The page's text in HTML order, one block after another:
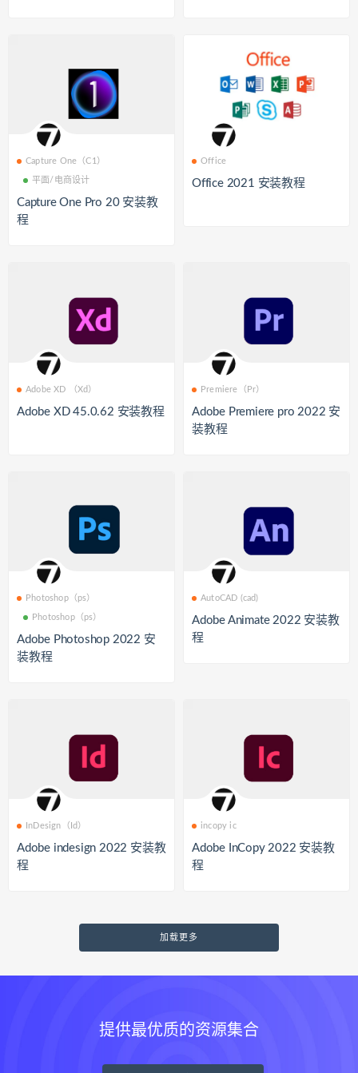
Capture One（C1）
平面/电商设计
Capture One Pro 20 安装教
程
Office
Office 2021 安装教程
Adobe XD （Xd）
Adobe XD 45.0.62 安装教程
Premiere（Pr）
Adobe Premiere pro 2022 安
装教程
Photoshop（ps）
Photoshop（ps）
Adobe Photoshop 2022 安
装教程
AutoCAD (cad)
Adobe Animate 2022 安装教
程
InDesign（Id）
Adobe indesign 2022 安装教
程
incopy ic
Adobe InCopy 2022 安装教
程
加载更多
提供最优质的资源集合